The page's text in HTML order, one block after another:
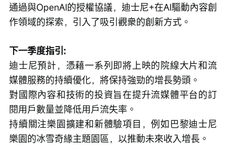
通過與OpenAI的授權協議，迪士尼+在AI驅動內容創
作領域的探索，引入了吸引觀衆的創新方式。
下一季度指引:
迪士尼預計，憑藉一系列即將上映的院線大片和流
媒體服務的持續優化，將保持強勁的增長勢頭。
對國際內容和技術的投資旨在提升流媒體平台的訂
閱用戶數量並降低用戶流失率。
持續關注樂園擴建和新體驗項目，例如巴黎迪士尼
樂園的冰雪奇緣主題園區，以推動未來收入增長。